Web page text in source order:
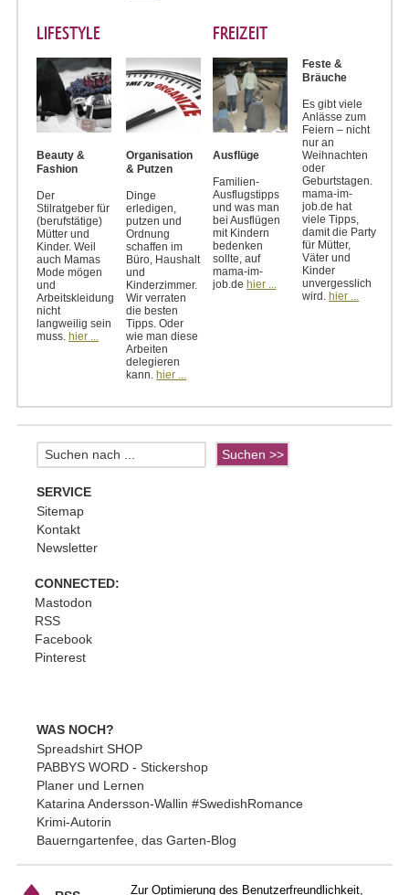
Zur Optimierung des Benutzerfreundlichkeit,
LIFESTYLE
Beauty &
Fashion
Der
Stilratgeber für
(berufstätige)
Mütter und
Kinder. Weil
auch Mamas
Mode mögen
und
Arbeitskleidung
nicht
langweilig sein
muss. hier ...
Organisation
& Putzen
Dinge
erledigen,
putzen und
Ordnung
schaffen im
Büro, Haushalt
und
Kinderzimmer.
Wir verraten
die besten
Tipps. Oder
wie man diese
Arbeiten
delegieren
kann. hier ...
FREIZEIT
Ausflüge
Familien-
Ausflugstipps
und was man
bei Ausflügen
mit Kindern
bedenken
sollte, auf
mama-im-
job.de hier ...
Feste &
Bräuche
Es gibt viele
Anlässe zum
Feiern – nicht
nur an
Weihnachten
oder
Geburtstagen.
mama-im-
job.de hat
viele Tipps,
damit die Party
für Mütter,
Väter und
Kinder
unvergesslich
wird. hier ...
SERVICE
Sitemap
Kontakt
Newsletter
CONNECTED:
Mastodon
RSS
Facebook
Pinterest
WAS NOCH?
Spreadshirt SHOP
PABBYS WORD - Stickershop
Planer und Lernen
Katarina Andersson-Wallin #SwedishRomance
Krimi-Autorin
Bauerngartenfee, das Garten-Blog